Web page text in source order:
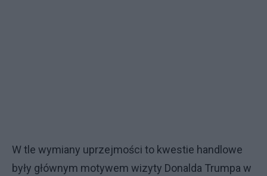
W tle wymiany uprzejmości to kwestie handlowe
były głównym motywem wizyty Donalda Trumpa w